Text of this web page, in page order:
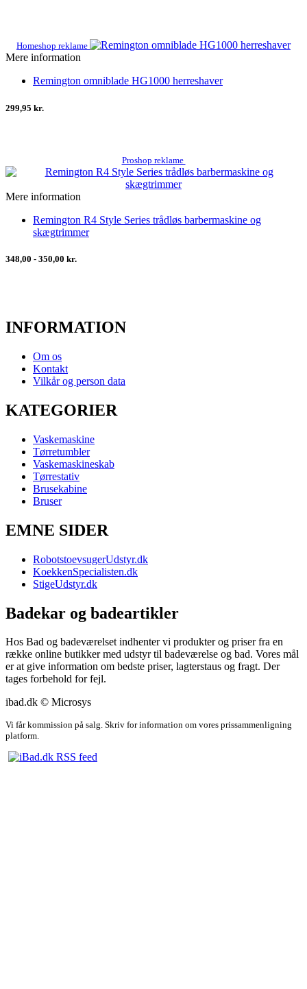
Homeshop reklame
Mere information
Remington omniblade HG1000 herreshaver
299,95 kr.
Proshop reklame
Mere information
Remington R4 Style Series trådløs barbermaskine og
skægtrimmer
348,00 - 350,00 kr.
INFORMATION
Om os
Kontakt
Vilkår og person data
KATEGORIER
Vaskemaskine
Tørretumbler
Vaskemaskineskab
Tørrestativ
Brusekabine
Bruser
EMNE SIDER
RobotstoevsugerUdstyr.dk
KoekkenSpecialisten.dk
StigeUdstyr.dk
Badekar og badeartikler
Hos Bad og badeværelset indhenter vi produkter og priser fra en
række online butikker med udstyr til badeværelse og bad. Vores mål
er at give information om bedste priser, lagterstaus og fragt. Der
tages forbehold for fejl.
ibad.dk © Microsys
Vi får kommission på salg. Skriv for information om vores prissammenligning
platform.